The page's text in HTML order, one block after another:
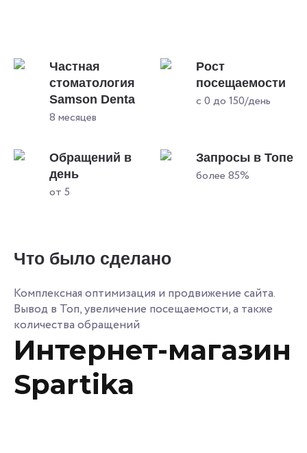
Частная
стоматология
Samson Denta
8 месяцев
Рост
посещаемости
с 0 до 150/день
Обращений в
день
от 5
Запросы в Топе
более 85%
Что было сделано
Комплексная оптимизация и продвижение сайта.
Вывод в Топ, увеличение посещаемости, а также
количества обращений
Интернет-магазин
Spartika